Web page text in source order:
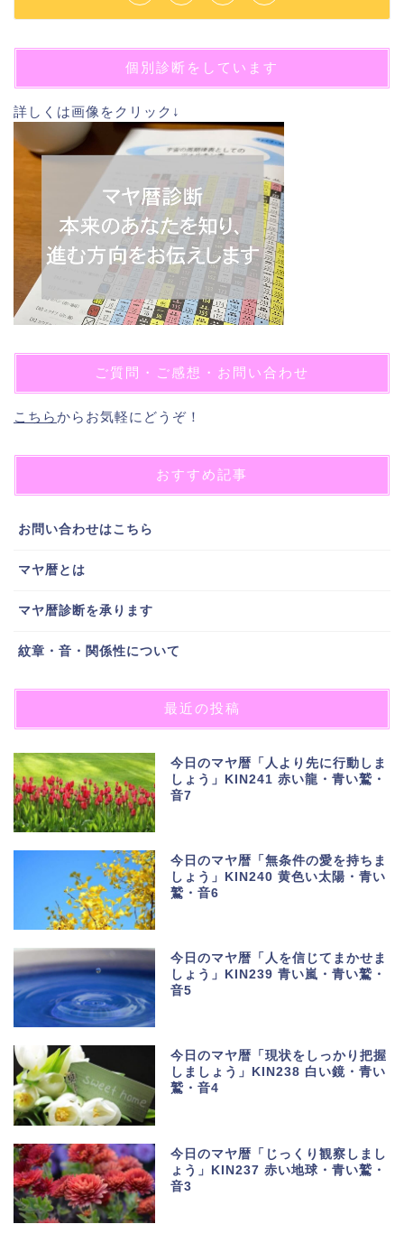
個別診断をしています
詳しくは画像をクリック↓
ご質問・ご感想・お問い合わせ
こちらからお気軽にどうぞ！
おすすめ記事
お問い合わせはこちら
マヤ暦とは
マヤ暦診断を承ります
紋章・音・関係性について
最近の投稿
今日のマヤ暦「人より先に行動しま
しょう」KIN241 赤い龍・青い鷲・
音7
今日のマヤ暦「無条件の愛を持ちま
しょう」KIN240 黄色い太陽・青い
鷲・音6
今日のマヤ暦「人を信じてまかせま
しょう」KIN239 青い嵐・青い鷲・
音5
今日のマヤ暦「現状をしっかり把握
しましょう」KIN238 白い鏡・青い
鷲・音4
今日のマヤ暦「じっくり観察しまし
ょう」KIN237 赤い地球・青い鷲・
音3